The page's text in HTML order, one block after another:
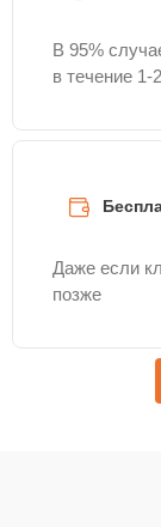
В 95%
в течение 1-
Даже если
позже